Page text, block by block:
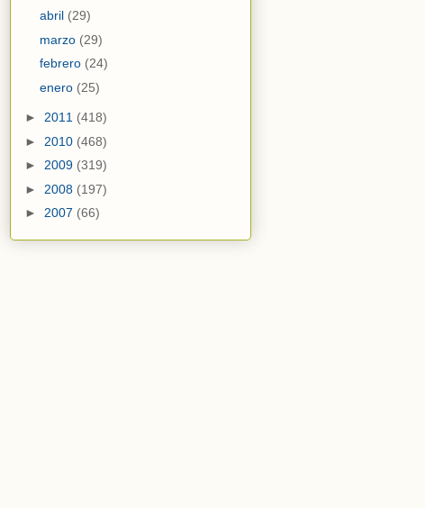
abril (29)
marzo (29)
febrero (24)
enero (25)
► 2011 (418)
► 2010 (468)
► 2009 (319)
► 2008 (197)
► 2007 (66)